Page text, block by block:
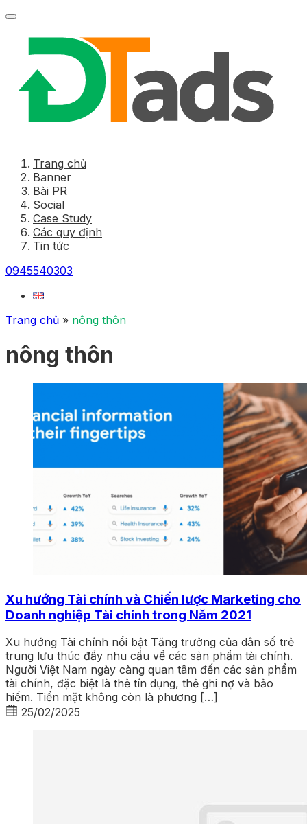
Trang chủ
Banner
Bài PR
Social
Case Study
Các quy định
Tin tức
0945540303
Trang chủ » nông thôn
nông thôn
Xu hướng Tài chính và Chiến lược Marketing cho
Doanh nghiệp Tài chính trong Năm 2021
Xu hướng Tài chính nổi bật Tăng trưởng của dân số trẻ
trung lưu thúc đẩy nhu cầu về các sản phẩm tài chính.
Người Việt Nam ngày càng quan tâm đến các sản phẩm
tài chính, đặc biệt là thẻ tín dụng, thẻ ghi nợ và bảo
hiểm. Tiền mặt không còn là phương […]
25/02/2025